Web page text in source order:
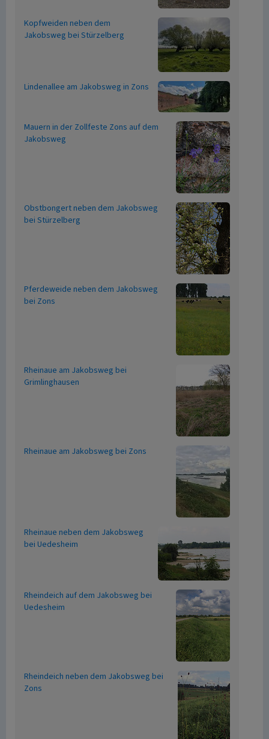
Kopfweiden neben dem
Jakobsweg bei Stürzelberg
Lindenallee am Jakobsweg in Zons
Mauern in der Zollfeste Zons auf dem
Jakobsweg
Obstbongert neben dem Jakobsweg
bei Stürzelberg
Pferdeweide neben dem Jakobsweg
bei Zons
Rheinaue am Jakobsweg bei
Grimlinghausen
Rheinaue am Jakobsweg bei Zons
Rheinaue neben dem Jakobsweg
bei Uedesheim
Rheindeich auf dem Jakobsweg bei
Uedesheim
Rheindeich neben dem Jakobsweg bei
Zons